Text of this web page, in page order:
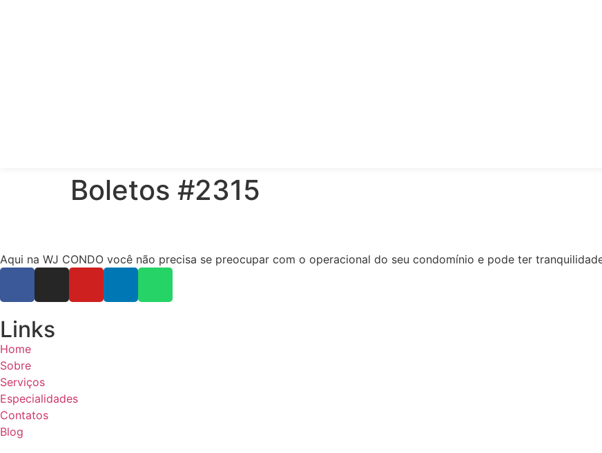
Boletos #2315
Aqui na WJ CONDO você não precisa se preocupar com o operacional do seu condomínio e pode ter
Links
Home
Sobre
Serviços
Especialidades
Contatos
Blog